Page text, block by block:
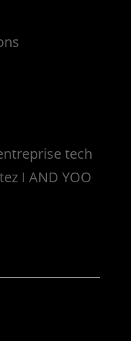
tech
I AND YOO